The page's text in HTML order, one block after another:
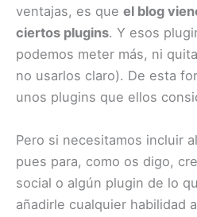
ventajas, es que el blog
ciertos plugins. Y esos
podemos meter más, ni
no usarlos claro). De esta
unos plugins que ellos
Pero si necesitamos incluir
pues para, como os digo,
social o algún plugin de lo
añadirle cualquier habilidad